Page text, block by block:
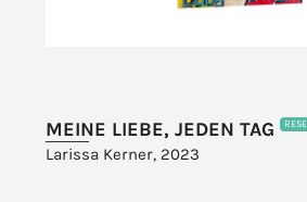
MEINE LIEBE, JEDEN TAG
Larissa Kerner, 2023